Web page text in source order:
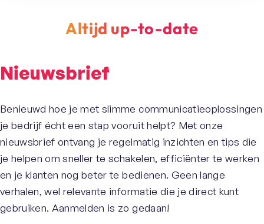
Altijd up-to-date
Nieuwsbrief
Benieuwd hoe je met slimme communicatieoplossingen
je bedrijf écht een stap vooruit helpt? Met onze
nieuwsbrief ontvang je regelmatig inzichten en tips die
je helpen om sneller te schakelen, efficiënter te werken
en je klanten nog beter te bedienen. Geen lange
verhalen, wel relevante informatie die je direct kunt
gebruiken. Aanmelden is zo gedaan!